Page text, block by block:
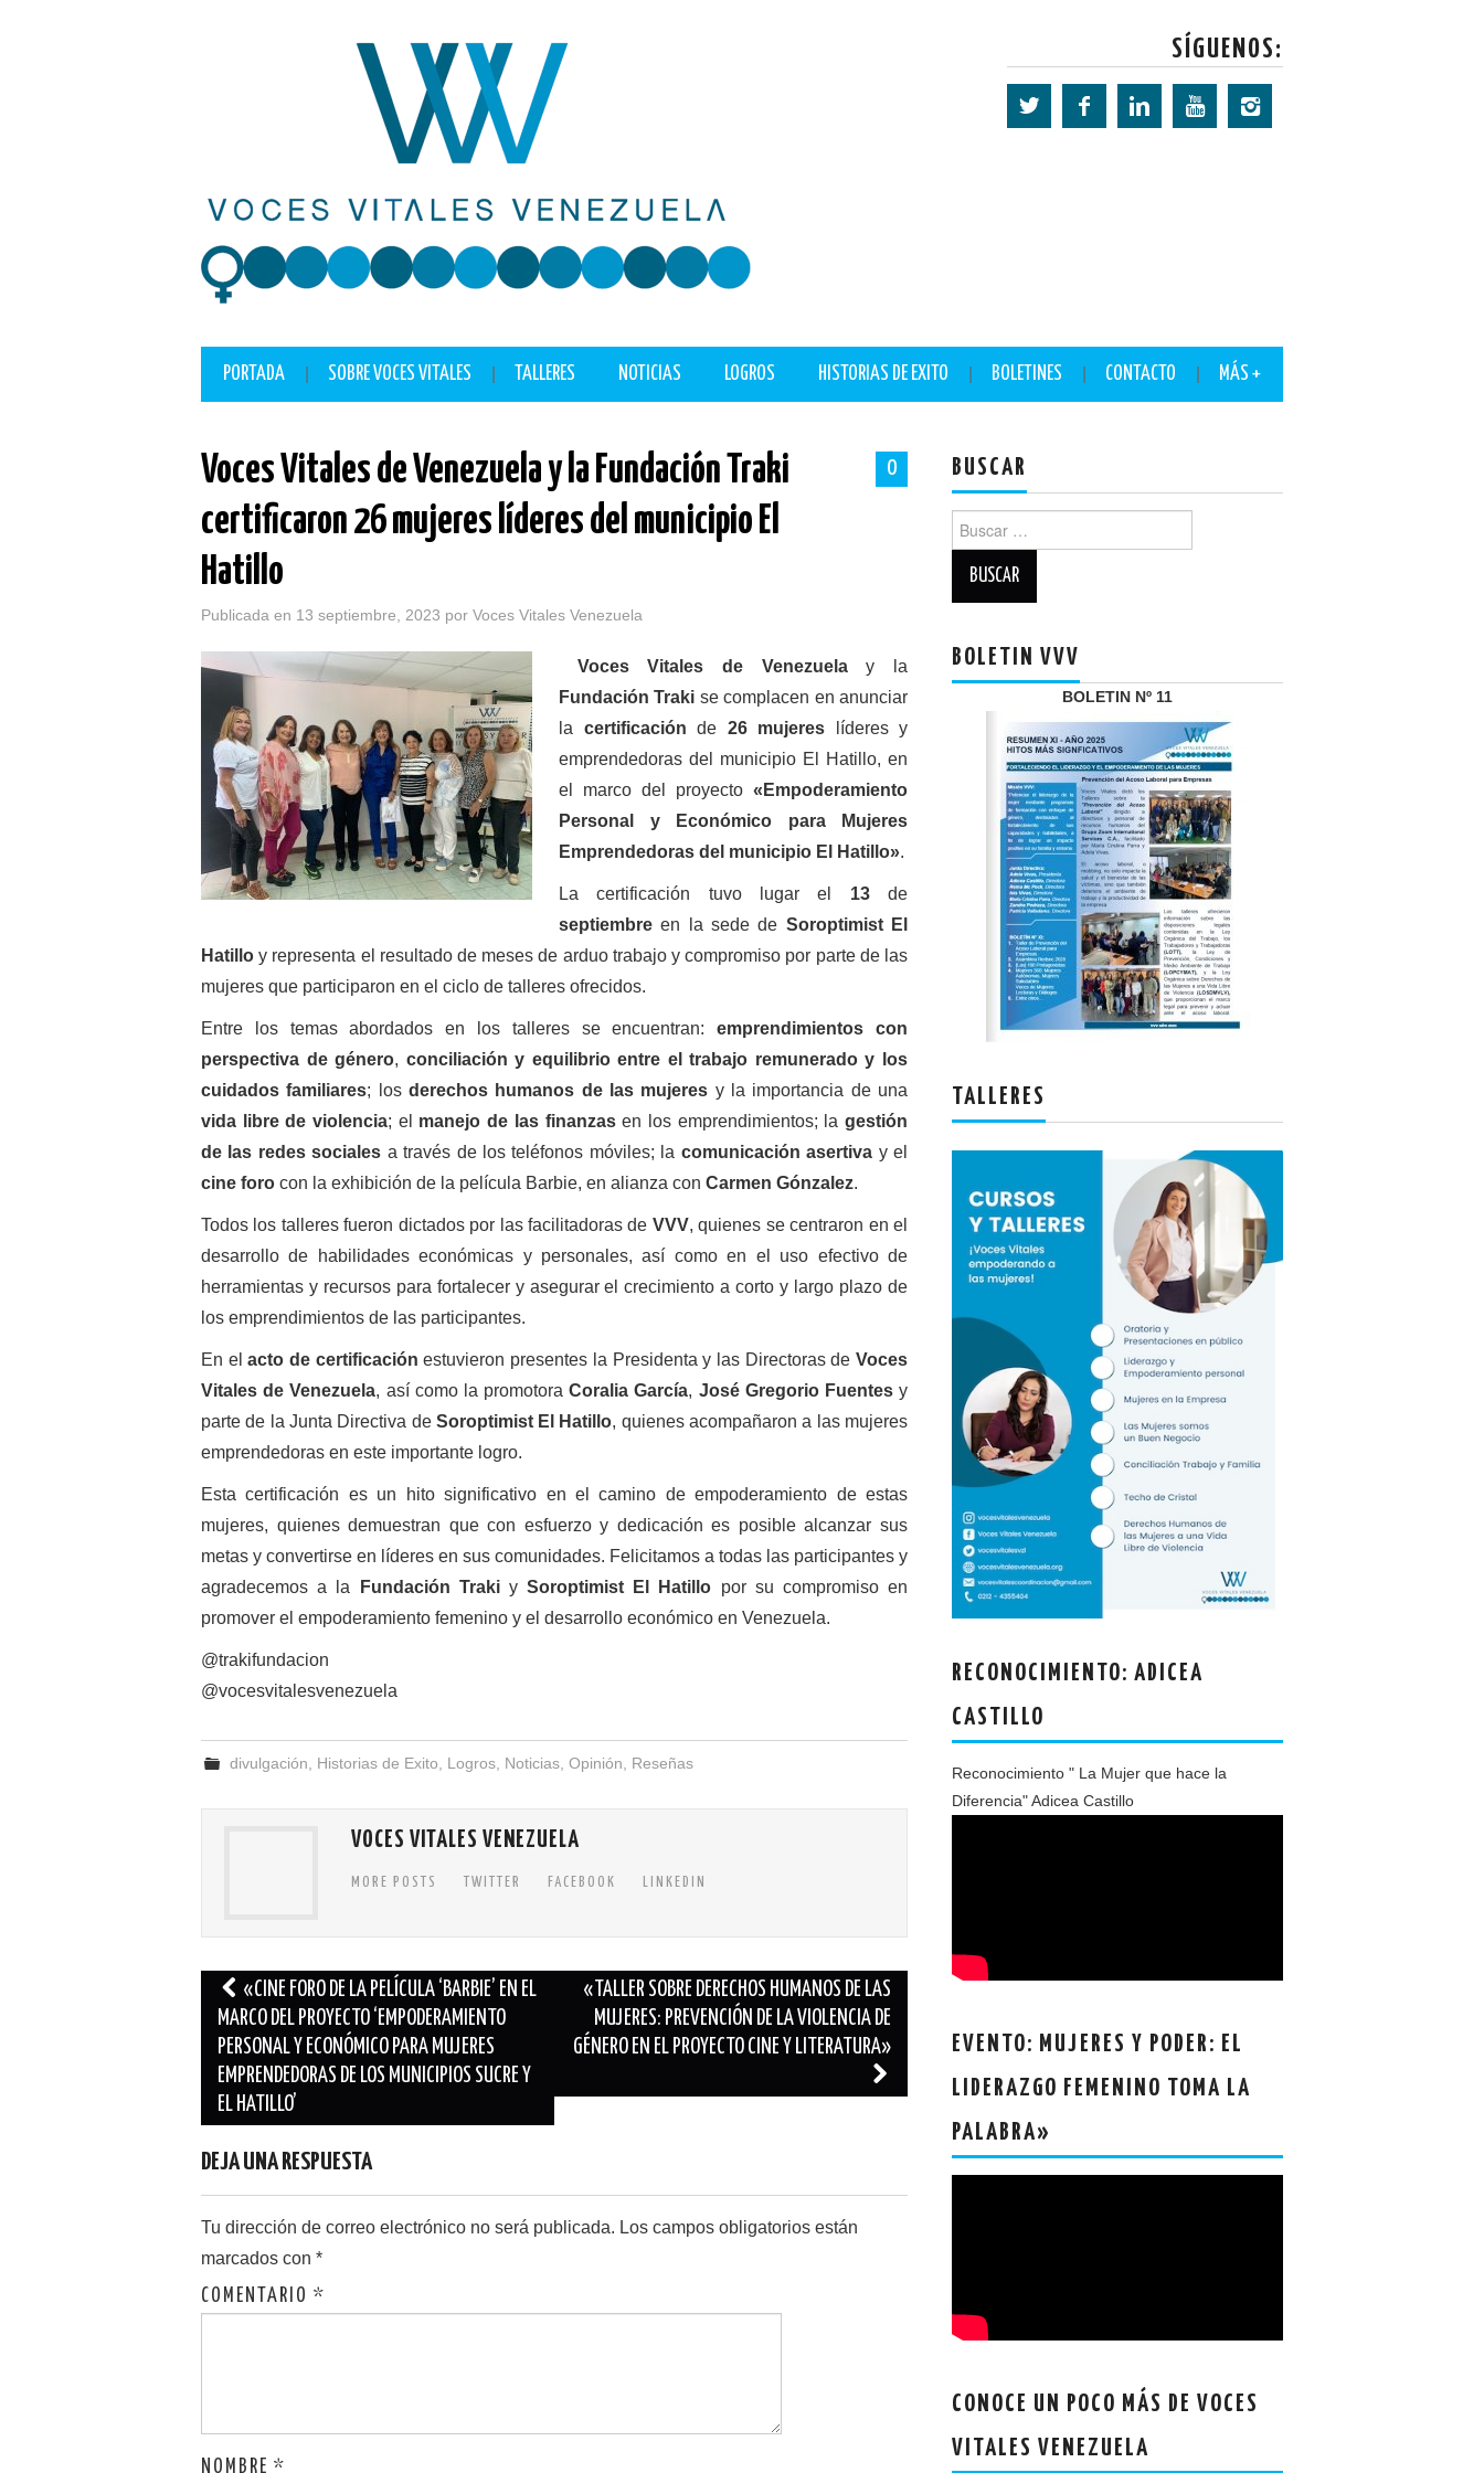
SÍGUENOS:
PORTADA SOBRE VOCES VITALES TALLERES NOTICIAS LOGROS HISTORIAS DE EXITO BOLETINES CONTACTO MÁS +
0
Voces Vitales de Venezuela y la Fundación Traki
certificaron 26 mujeres líderes del municipio El
Hatillo
Publicada en 13 septiembre, 2023 por Voces Vitales Venezuela
Voces Vitales de Venezuelay la
Fundación Traki se complacen en anunciar
la certificación de 26 mujeres líderes y
emprendedoras del municipio El Hatillo, en
el marco del proyecto «Empoderamiento
Personal y Económico para Mujeres
Emprendedoras del municipio El Hatillo».
La certificación tuvo lugar el 13de
septiembre en la sede de Soroptimist El
Hatillo y representa el resultado de meses de arduo trabajo y compromiso por parte de las
mujeres que participaron en el ciclo de talleres ofrecidos.
Entre los temas abordados en los talleres se encuentran:emprendimientos con
perspectiva de género, conciliación y equilibrio entre el trabajo remunerado y los
cuidados familiares; losderechos humanos de las mujeres y la importancia de una
vida libre de violencia; el manejo de las finanzasen los emprendimientos; lagestión
de las redes sociales a través de los teléfonos móviles; la comunicación asertiva y el
cine foro con la exhibición de la película Barbie, en alianza con Carmen Gónzalez.
Todos los talleres fueron dictados por las facilitadoras de VVV, quienes se centraron en el
desarrollo de habilidades económicas y personales, así como en el uso efectivo de
herramientas y recursos para fortalecer y asegurar el crecimiento a corto y largo plazo de
los emprendimientos de las participantes.
En elacto de certificación estuvieron presentes la Presidenta y las Directoras deVoces
Vitales de Venezuela, así como la promotoraCoralia García, José Gregorio Fuentesy
parte de la Junta Directiva de Soroptimist El Hatillo, quienes acompañaron a las mujeres
emprendedoras en este importante logro.
Esta certificación es un hito significativo en el camino de empoderamiento de estas
mujeres, quienes demuestran que con esfuerzo y dedicación es posible alcanzar sus
metas y convertirse en líderes en sus comunidades. Felicitamos a todas las participantes y
agradecemos a la
Fundación TrakiySoroptimist El Hatillo por su compromiso en
promover el empoderamiento femenino y el desarrollo económico en Venezuela.
@trakifundacion
@vocesvitalesvenezuela
divulgación Historias de Exito Logros Noticias ,Opinión Reseñas
VOCES VITALES VENEZUELA
MORE POSTS TWITTER FACEBOOK LINKEDIN
Navegación
de
entradas
«CINE FORO DE LA PELÍCULA ‘BARBIE’ EN EL
MARCO DEL PROYECTO ‘EMPODERAMIENTO
PERSONAL Y ECONÓMICO PARA MUJERES
EMPRENDEDORAS DE LOS MUNICIPIOS SUCRE Y
EL HATILLO’
«TALLER SOBRE DERECHOS HUMANOS DE LAS
MUJERES: PREVENCIÓN DE LA VIOLENCIA DE
GÉNERO EN EL PROYECTO CINE Y LITERATURA»
DEJA UNA RESPUESTA
Tu dirección de correo electrónico no será publicada. Los campos obligatorios están
marcados con *
COMENTARIO *
NOMBRE *
BUSCAR
BOLETIN VVV
BOLETIN Nº 11
TALLERES
RECONOCIMIENTO: ADICEA
CASTILLO
Reconocimiento " La Mujer que hace la
Diferencia" Adicea Castillo
EVENTO: MUJERES Y PODER: EL
LIDERAZGO FEMENINO TOMA LA
PALABRA»
CONOCE UN POCO MÁS DE VOCES
VITALES VENEZUELA